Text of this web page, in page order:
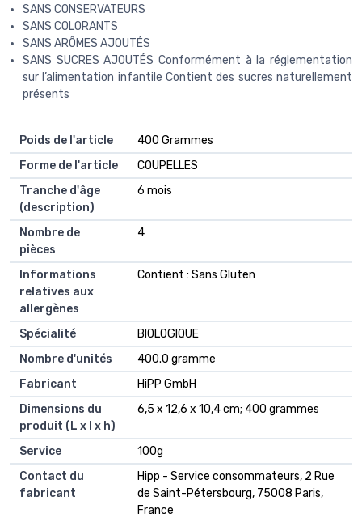
SANS CONSERVATEURS
SANS COLORANTS
SANS ARÔMES AJOUTÉS
SANS SUCRES AJOUTÉS Conformément à la réglementation
sur l’alimentation infantile Contient des sucres naturellement
présents
Poids de l'article
‎400 Grammes
Forme de l'article
‎COUPELLES
Tranche d'âge
(description)
‎6 mois
Nombre de
pièces
‎4
Informations
relatives aux
allergènes
‎Contient : Sans Gluten
Spécialité
‎BIOLOGIQUE
Nombre d'unités
‎400.0 gramme
Fabricant
‎HiPP GmbH
Dimensions du
produit (L x l x h)
‎6,5 x 12,6 x 10,4 cm; 400 grammes
Service
‎100g
Contact du
fabricant
‎Hipp - Service consommateurs, 2 Rue
de Saint-Pétersbourg, 75008 Paris,
France